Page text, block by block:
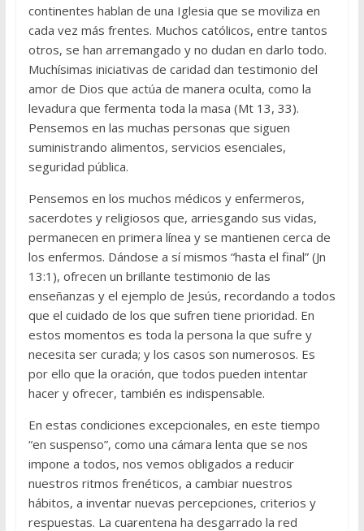
continentes hablan de una Iglesia que se moviliza en
cada vez más frentes. Muchos católicos, entre tantos
otros, se han arremangado y no dudan en darlo todo.
Muchísimas iniciativas de caridad dan testimonio del
amor de Dios que actúa de manera oculta, como la
levadura que fermenta toda la masa (Mt 13, 33).
Pensemos en las muchas personas que siguen
suministrando alimentos, servicios esenciales,
seguridad pública.
Pensemos en los muchos médicos y enfermeros,
sacerdotes y religiosos que, arriesgando sus vidas,
permanecen en primera línea y se mantienen cerca de
los enfermos. Dándose a sí mismos “hasta el final” (Jn
13:1), ofrecen un brillante testimonio de las
enseñanzas y el ejemplo de Jesús, recordando a todos
que el cuidado de los que sufren tiene prioridad. En
estos momentos es toda la persona la que sufre y
necesita ser curada; y los casos son numerosos. Es
por ello que la oración, que todos pueden intentar
hacer y ofrecer, también es indispensable.
En estas condiciones excepcionales, en este tiempo
“en suspenso”, como una cámara lenta que se nos
impone a todos, nos vemos obligados a reducir
nuestros ritmos frenéticos, a cambiar nuestros
hábitos, a inventar nuevas percepciones, criterios y
respuestas. La cuarentena ha desgarrado la red